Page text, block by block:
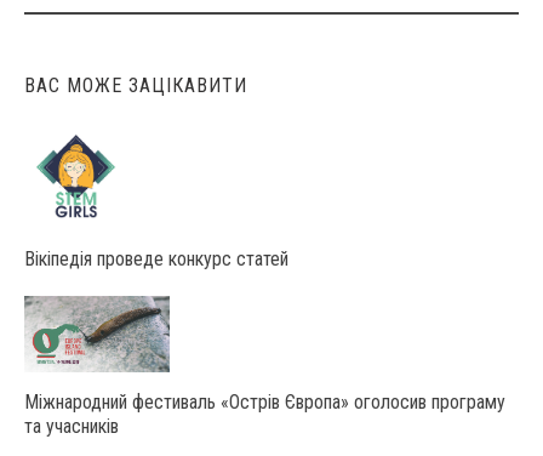
ВАС МОЖЕ ЗАЦІКАВИТИ
Вікіпедія проведе конкурс статей
Міжнародний фестиваль «Острів Європа» оголосив програму
та учасників